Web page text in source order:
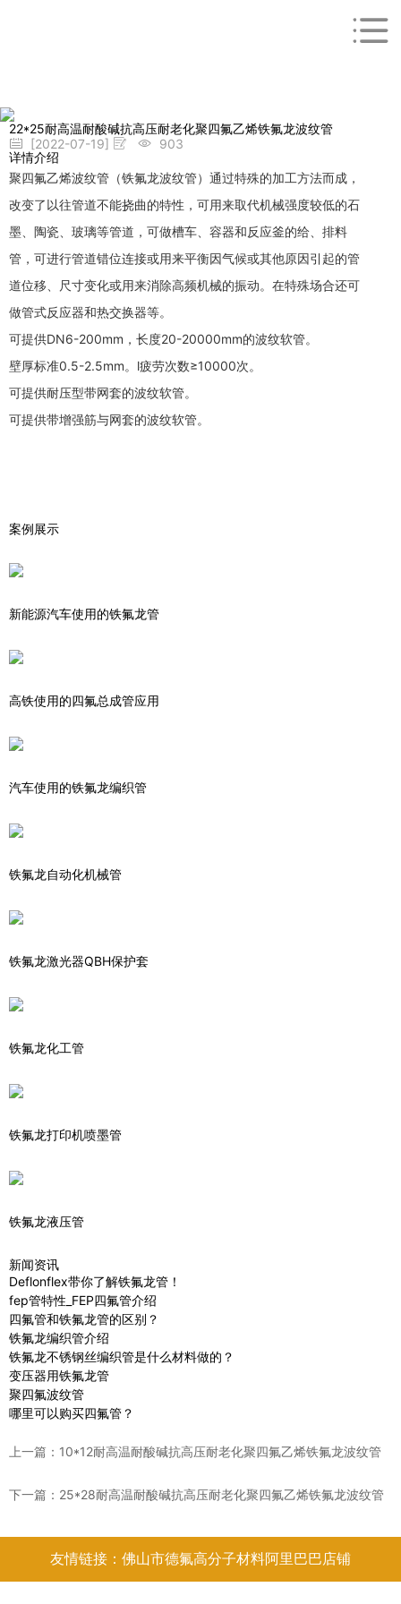
22*25耐高温耐酸碱抗高压耐老化聚四氟乙烯铁氟龙波纹管
[2022-07-19]
903
详情介绍
聚四氟乙烯波纹管（铁氟龙波纹管）通过特殊的加工方法而成，
改变了以往管道不能挠曲的特性，可用来取代机械强度较低的石
墨、陶瓷、玻璃等管道，可做槽车、容器和反应釜的给、排料
管，可进行管道错位连接或用来平衡因气候或其他原因引起的管
道位移、尺寸变化或用来消除高频机械的振动。在特殊场合还可
做管式反应器和热交换器等。
可提供DN6-200mm，长度20-20000mm的波纹软管。
壁厚标准0.5-2.5mm。l疲劳次数≥10000次。
可提供耐压型带网套的波纹软管。
可提供带增强筋与网套的波纹软管。
案例展示
新能源汽车使用的铁氟龙管
高铁使用的四氟总成管应用
汽车使用的铁氟龙编织管
铁氟龙自动化机械管
铁氟龙激光器QBH保护套
铁氟龙化工管
铁氟龙打印机喷墨管
铁氟龙液压管
新闻资讯
Deflonflex带你了解铁氟龙管！
fep管特性_FEP四氟管介绍
四氟管和铁氟龙管的区别？
铁氟龙编织管介绍
铁氟龙不锈钢丝编织管是什么材料做的？
变压器用铁氟龙管
聚四氟波纹管
哪里可以购买四氟管？
上一篇： 10*12耐高温耐酸碱抗高压耐老化聚四氟乙烯铁氟龙波纹管
下一篇： 25*28耐高温耐酸碱抗高压耐老化聚四氟乙烯铁氟龙波纹管
友情链接：佛山市德氟高分子材料阿里巴巴店铺